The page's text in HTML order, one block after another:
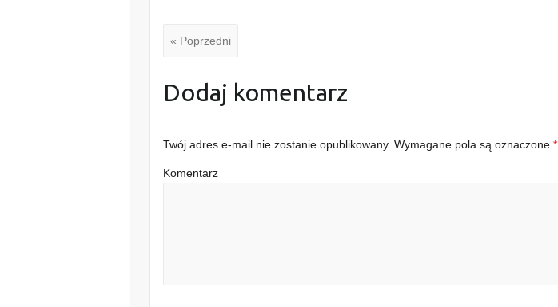
« Poprzedni
Dodaj komentarz
Twój adres e-mail nie zostanie opublikowany. Wymagane pola są oznaczone*
Komentarz